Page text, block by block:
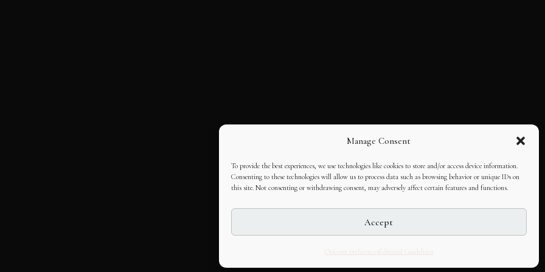
Manage Consent
To provide the best experiences, we use technologies like cookies to store and/or access device information.
Consenting to these technologies will allow us to process data such as browsing behavior or unique IDs on
this site. Not consenting or withdrawing consent, may adversely affect certain features and functions.
Accept
Opt-out preferencesEditorial Guidelines